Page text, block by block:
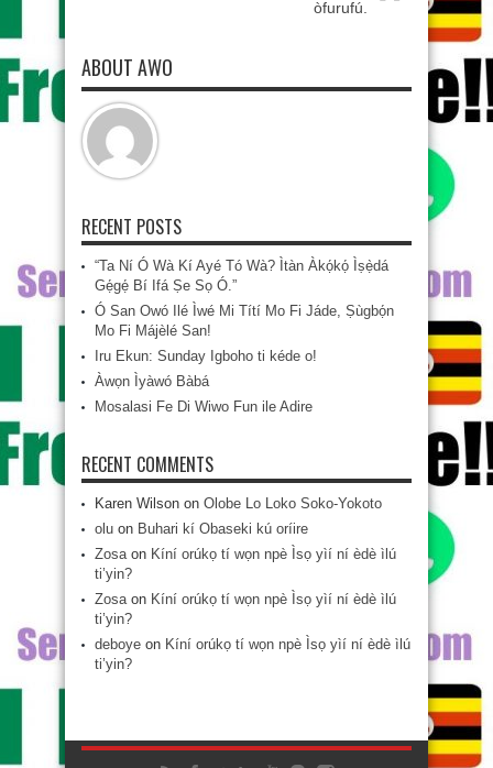
òfurufú.
ABOUT AWO
RECENT POSTS
“Ta Ní Ó Wà Kí Ayé Tó Wà? Ìtàn Àkọ́kọ́ Ìṣẹ̀dá
Gẹ́gẹ́ Bí Ifá Ṣe Sọ Ó.”
Ó San Owó Ilé Ìwé Mi Títí Mo Fi Jáde, Ṣùgbọ́n
Mo Fi Májèlé San!
Iru Ekun: Sunday Igboho ti kéde o!
Àwọn Ìyàwó Bàbá
Mosalasi Fe Di Wiwo Fun ile Adire
RECENT COMMENTS
Karen Wilson on Olobe Lo Loko Soko-Yokoto
olu on Buhari kí Obaseki kú oríire
Zosaon Kíní orúkọ tí wọn npè Ìsọ yìí ní èdè ìlú
ti’yin?
Zosaon Kíní orúkọ tí wọn npè Ìsọ yìí ní èdè ìlú
ti’yin?
deboye on Kíní orúkọ tí wọn npè Ìsọ yìí ní èdè ìlú
ti’yin?